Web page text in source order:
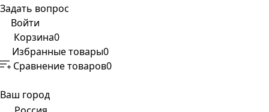
Задать вопрос
Войти
Корзина0
Избранные товары0
Сравнение товаров0
Ваш город